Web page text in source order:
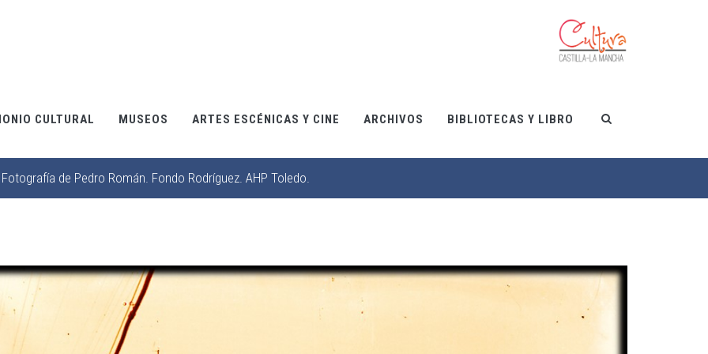
CULTURAL MUSEOS ARTES ESCÉNICAS Y CINE ARCHIVOS BIBLIOTECAS Y LIBRO
de Pedro Román. Fondo Rodríguez. AHP Toledo.